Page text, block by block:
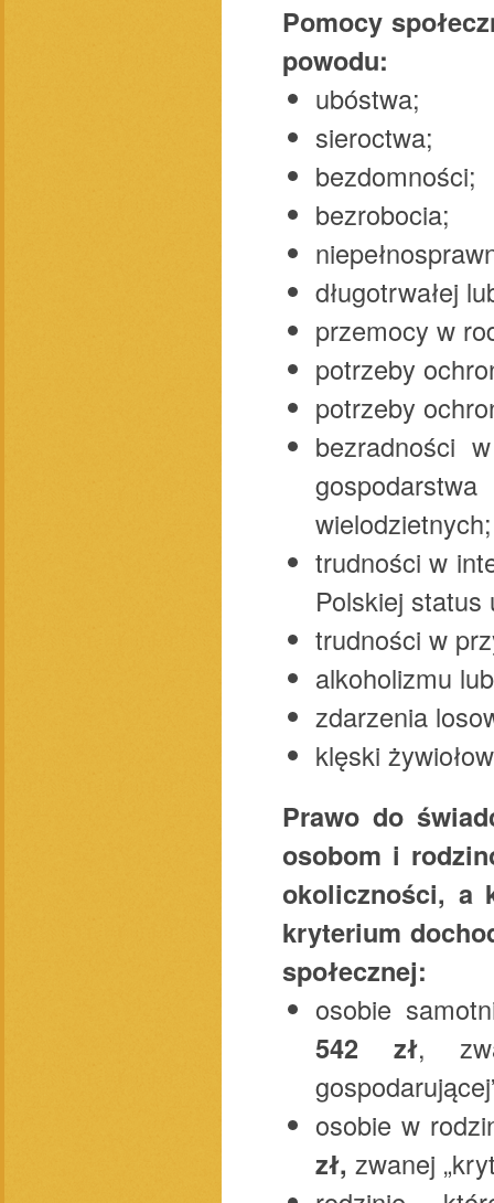
Pomocy
powodu:
ubóstwa;
sieroctwa;
bezdomności;
bezrobocia;
długotrwałej
przemocy w
potrzeby
potrzeby
bezradności
wielodzietnych;
trudności w
Polskiej status
trudności w
alkoholizmu
zdarzenia
klęski
Prawo do
osobom i
okoliczności, a
kryterium
społecznej:
osobie
542 zł,
osobie w
zł, zwanej